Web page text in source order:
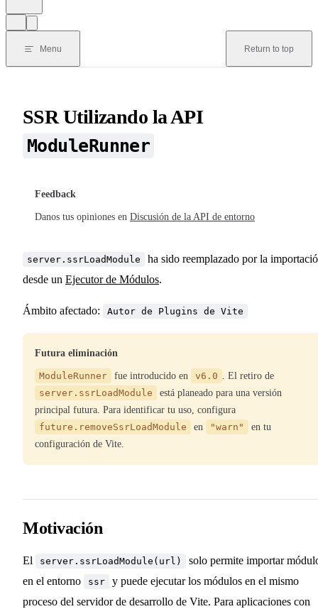
Menu Return to top
SSR Utilizando la API
ModuleRunner
Feedback
Danos tus opiniones en Discusión de la API de entorno
server.ssrLoadModule
ha sido reemplazado por la
desde un Ejecutor de Módulos.
Ámbito afectado: Autor de Plugins de Vite
Futura eliminación
ModuleRunner fue introducido en v6.0 . El retiro de
server.ssrLoadModule
está planeado para una versión
principal futura. Para identificar tu uso, configura
future.removeSsrLoadModule
en "warn"
en tu
configuración de Vite.
Motivación
El server.ssrLoadModule(url)
solo permite importar
en el entorno
ssr
y puede ejecutar los módulos en el mismo
proceso del servidor de desarrollo de Vite. Para aplicaciones con